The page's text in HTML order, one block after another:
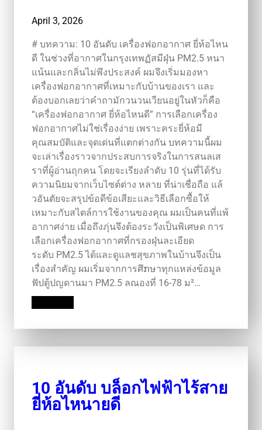
April 3, 2026
# บทความ: 10 อันดับ เครื่องฟอกอากาศ ยี่ห้อไหน
ดี ในช่วงที่อากาศในกรุงเทพฏัสมีฝุ่น PM2.5 หนา
แน้นและกลิ่นไม่พึงประสงค์ ผมจึงเริ่มมองหา
เครื่องฟอกอากาศที่เหมาะกับบ้านของเรา และ
ต้องบอกเลยว่าคำถามักวนวนเวียนอยู่ในหัวก็คือ
“เครื่องฟอกอากาศ ยี่ห้อไหนดี” การเลือกเครื่อง
ฟอกอากาศไม่ใช่เรื่องง่าย เพราะคระยี่ห้อมี
คุณสมบัติและจุดเด่นที่แตกต่างกัน บทความนี้ผม
จะเล่าเรื่องราวจากประสบการจริงในการสนลเส
ราที่ผู้อ่านถุกคน โดยจะเรียงลำดับ 10 รุ่นที่ได้รับ
ความนิยมจากเว็บไซต์ต่าง หลาย ที่น่าเชื่อถือ แล้
วอันตัยจะสรุปข้อดีข้อเสียะและวิธีเลือกซื้อให้
เหมาะกับสไตล์การใช้งานของคุณ ผมเป็นคนที่แพ้
อากาศง่าย เมื่อถึงภุ่นจึงต้องระวังเป็นพิเศษด การ
เลือกเครื่องฟอกอากาศที่กรองฝุ่นละเอียด
ระดับ PM2.5 ได้และดูแลชสุขภาพในบ้านจึงเป็น
เรื่องสำคัญ ผมเริ่มจากการศึກษาทุกแหล่งข้อมูล
ฟัปตู้ปญดานมา PM2.5 ลณองที่ 16‑78 ม²…
10 อันดับ บล็อกไฟฟ้าไร้สาย
ยี่ห้อไหนายดี